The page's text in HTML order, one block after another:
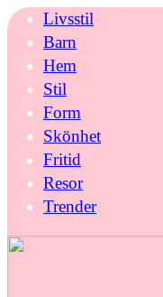
Livsstil
Barn
Hem
Stil
Form
Skönhet
Fritid
Resor
Trender